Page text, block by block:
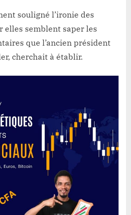
souligné l’ironie des
elles semblent saper les
que l’ancien président
cherchait à établir.